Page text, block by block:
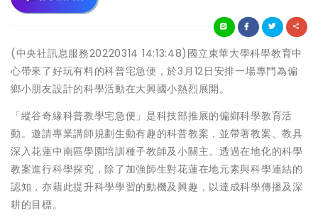
(中央社訊息服務20220314 14:13:48)國立東華大學科學教育中
心帶來了好玩有料的科普宅急便，於3月12日安排一場專門為偏
鄉小朋友設計的科學活動在大興國小熱烈展開。
「縱谷奇緣科普教學宅急便」是科技部推展的偏鄉科學教育活
動。邀請專業講師規劃生動有趣的科普教案，並帶著教案、教具
深入花蓮中南區學園培訓種子教師及小關主。透過在地化的科學
教案進行科學探究，除了加強師生對花蓮在地元素與科學連結的
認知，亦藉此提升科學學習的動機及興趣，以達成科學傳播及深
耕的目標。